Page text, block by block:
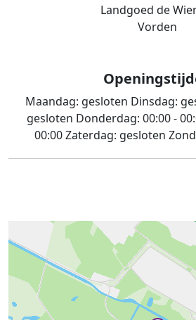
Landgoed de
Vorden
Maandag: gesloten Dinsdag:
gesloten Donderdag: 00:00 -
00:00Zaterdag: gesloten